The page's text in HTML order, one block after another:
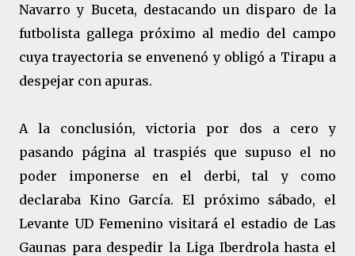
Navarro y Buceta, destacando un disparo de la
futbolista gallega próximo al medio del campo
cuya trayectoria se envenenó y obligó a Tirapu a
despejar con apuras.
A la conclusión, victoria por dos a cero y
pasando página al traspiés que supuso el no
poder imponerse en el derbi, tal y como
declaraba Kino García. El próximo sábado, el
Levante UD Femenino visitará el estadio de Las
Gaunas para despedir la Liga Iberdrola hasta el